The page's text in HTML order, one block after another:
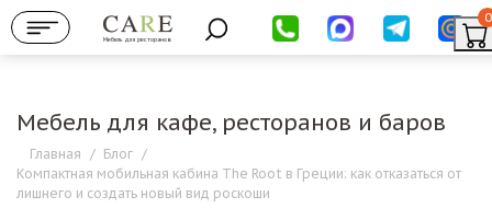
Мебель для ресторанов
0
Мебель для кафе, ресторанов и баров
Главная / Блог /
Компактная мобильная кабина The Root в Греции: как отказаться от
лишнего и создать новый вид роскоши